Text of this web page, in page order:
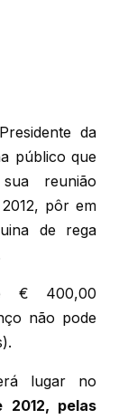
da
público que
reunião
pôr em
de rega
€ 400,00
não pode
lugar no
2012, pelas